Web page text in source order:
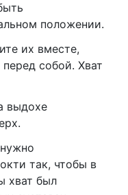
положении.
их вместе,
собой. Хват
выдохе
так, чтобы в
хват был